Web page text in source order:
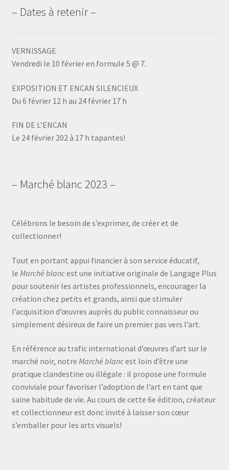
– Dates à retenir –
VERNISSAGE
Vendredi le 10 février en formule 5 @ 7.
EXPOSITION ET ENCAN SILENCIEUX
Du 6 février 12 h au 24 février 17 h
FIN DE L’ENCAN
Le 24 février 202 à 17 h tapantes!
– Marché blanc 2023 –
Célébrons le besoin de s’exprimer, de créer et de
collectionner!
Tout en portant appui financier à son service éducatif,
le Marché blancest une initiative originale de Langage Plus
pour soutenir les artistes professionnels, encourager la
création chez petits et grands, ainsi que stimuler
l’acquisition d’œuvres auprès du public connaisseur ou
simplement désireux de faire un premier pas vers l’art.
En référence au trafic international d’œuvres d’art sur le
marché noir, notre Marché blancest loin d’être une
pratique clandestine ou illégale : il propose une formule
conviviale pour favoriser l’adoption de l’art en tant que
saine habitude de vie. Au cours de cette 6e édition, créateur
et collectionneur est donc invité à laisser son cœur
s’emballer pour les arts visuels!